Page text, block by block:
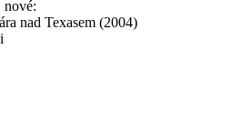
nové:
nad Texasem (2004)